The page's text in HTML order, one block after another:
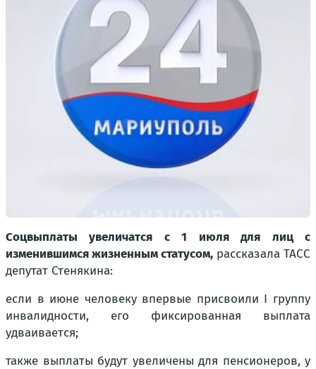
Соцвыплаты увеличатся с 1 июля для лиц с
изменившимся жизненным статусом, рассказала ТАСС
депутат Стенякина:
если в июне человеку впервые присвоили I группу
инвалидности, его фиксированная выплата
удваивается;
также выплаты будут увеличены для пенсионеров, у